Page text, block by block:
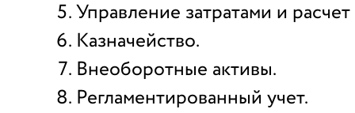
Управление затратами и
Казначейство.
Внеоборотные активы.
Регламентированный учет.